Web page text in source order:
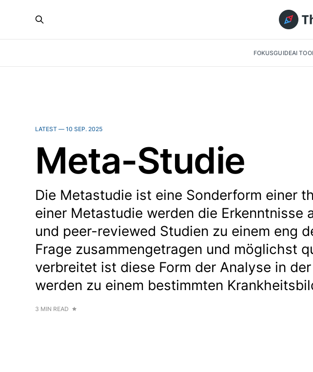
FOKUSGUIDEAI
LATEST — 10 SEP. 2025
Meta-Studie
Die Metastudie ist eine Sonderform einer
einer Metastudie werden die Erkenntnisse
und peer-reviewed Studien zu einem eng
Frage zusammengetragen und möglichst
verbreitet ist diese Form der Analyse in
werden zu einem bestimmten
3 MIN READ